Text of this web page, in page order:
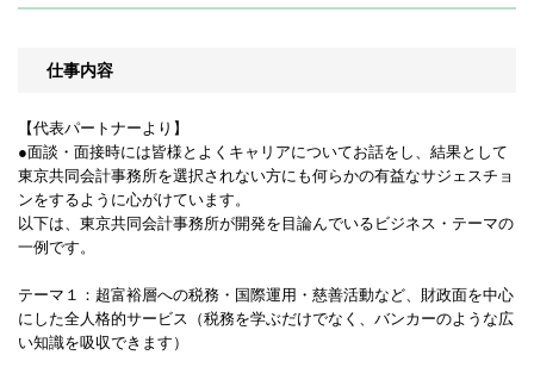
仕事内容
【代表パートナーより】
●面談・面接時には皆様とよくキャリアについてお話をし、結果として
東京共同会計事務所を選択されない方にも何らかの有益なサジェスチョ
ンをするように心がけています。
以下は、東京共同会計事務所が開発を目論んでいるビジネス・テーマの
一例です。
テーマ１：超富裕層への税務・国際運用・慈善活動など、財政面を中心
にした全人格的サービス（税務を学ぶだけでなく、バンカーのような広
い知識を吸収できます）